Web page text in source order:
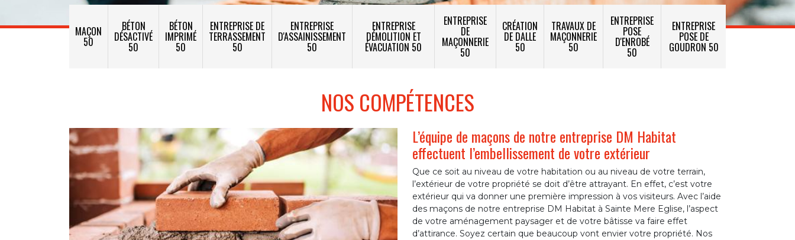
MAÇON
50
BÉTON
DÉSACTIVÉ
50
BÉTON
IMPRIMÉ
50
ENTREPRISE DE
TERRASSEMENT
50
ENTREPRISE
D'ASSAINISSEMENT
50
ENTREPRISE
DÉMOLITION ET
ÉVACUATION 50
ENTREPRISE
DE
MAÇONNERIE
50
CRÉATION
DE DALLE
50
TRAVAUX DE
MAÇONNERIE
50
ENTREPRISE
POSE
D'ENROBÉ
50
ENTREPRISE
POSE DE
GOUDRON 50
NOS COMPÉTENCES
L’équipe de maçons de notre entreprise DM Habitat
effectuent l’embellissement de votre extérieur
Que ce soit au niveau de votre habitation ou au niveau de votre terrain,
l’extérieur de votre propriété se doit d’être attrayant. En effet, c’est votre
extérieur qui va donner une première impression à vos visiteurs. Avec l’aide
des maçons de notre entreprise DM Habitat à Sainte Mere Eglise, l’aspect
de votre aménagement paysager et de votre bâtisse va faire effet
d’attirance. Soyez certain que beaucoup vont envier votre propriété. Nos